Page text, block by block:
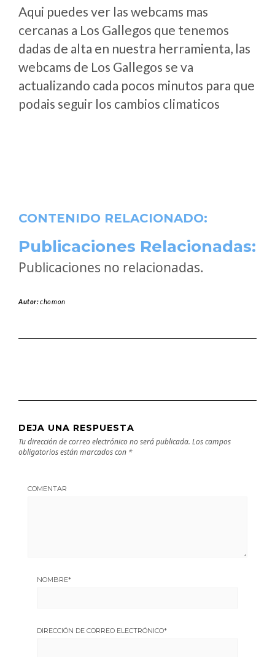
Aqui puedes ver las webcams mas
cercanas a Los Gallegos que tenemos
dadas de alta en nuestra herramienta, las
webcams de Los Gallegos se va
actualizando cada pocos minutos para que
podais seguir los cambios climaticos
CONTENIDO RELACIONADO:
Publicaciones Relacionadas:
Publicaciones no relacionadas.
Autor:chomon
DEJA UNA RESPUESTA
Tu dirección de correo electrónico no será publicada. Los campos
obligatorios están marcados con *
COMENTAR
NOMBRE*
DIRECCIÓN DE CORREO ELECTRÓNICO*